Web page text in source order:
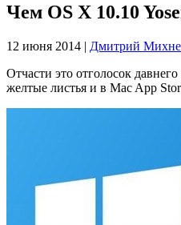
Чем OS X 10.10
12 июня 2014 | Дмитрий
Отчасти это отголосок
желтые листья и в Mac App